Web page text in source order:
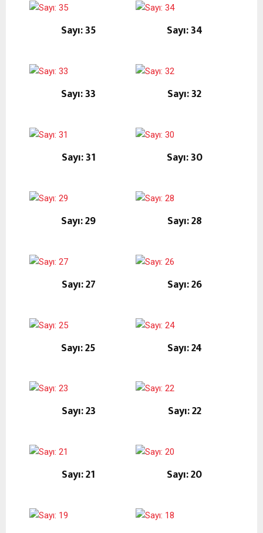
Sayı: 35 Sayı: 34
Sayı: 33 Sayı: 32
Sayı: 31 Sayı: 30
Sayı: 29 Sayı: 28
Sayı: 27 Sayı: 26
Sayı: 25 Sayı: 24
Sayı: 23 Sayı: 22
Sayı: 21 Sayı: 20